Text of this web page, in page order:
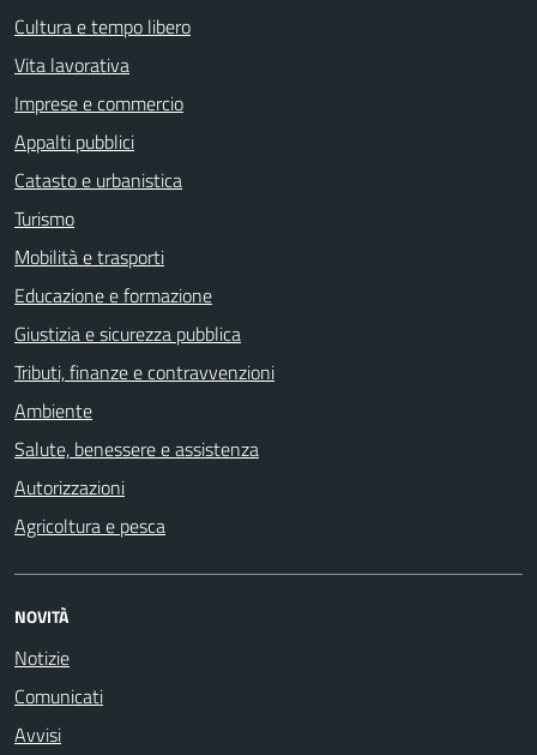
Cultura e tempo libero
Vita lavorativa
Imprese e commercio
Appalti pubblici
Catasto e urbanistica
Turismo
Mobilità e trasporti
Educazione e formazione
Giustizia e sicurezza pubblica
Tributi, finanze e contravvenzioni
Ambiente
Salute, benessere e assistenza
Autorizzazioni
Agricoltura e pesca
NOVITÀ
Notizie
Comunicati
Avvisi